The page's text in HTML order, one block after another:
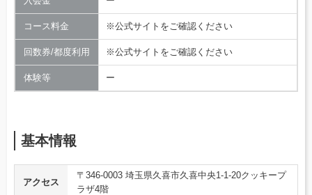
コース料金 ※公式サイトをご確認ください
回数券/都度利用 ※公式サイトをご確認ください
体験等 ー
基本情報
アクセス
〒346-0003 埼玉県久喜市久喜中央1-1-20クッキープ
ラザ4階